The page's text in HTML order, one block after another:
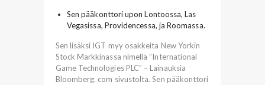
Sen pääkonttori upon Lontoossa, Las
Vegasissa, Providencessa, ja Roomassa.
Sen lisäksi IGT myy osakkeita New Yorkin
Stock Markkinassa nimellä ”International
Game Technologies PLC” – Lainauksia
Bloomberg. com sivustolta. Sen pääkonttori